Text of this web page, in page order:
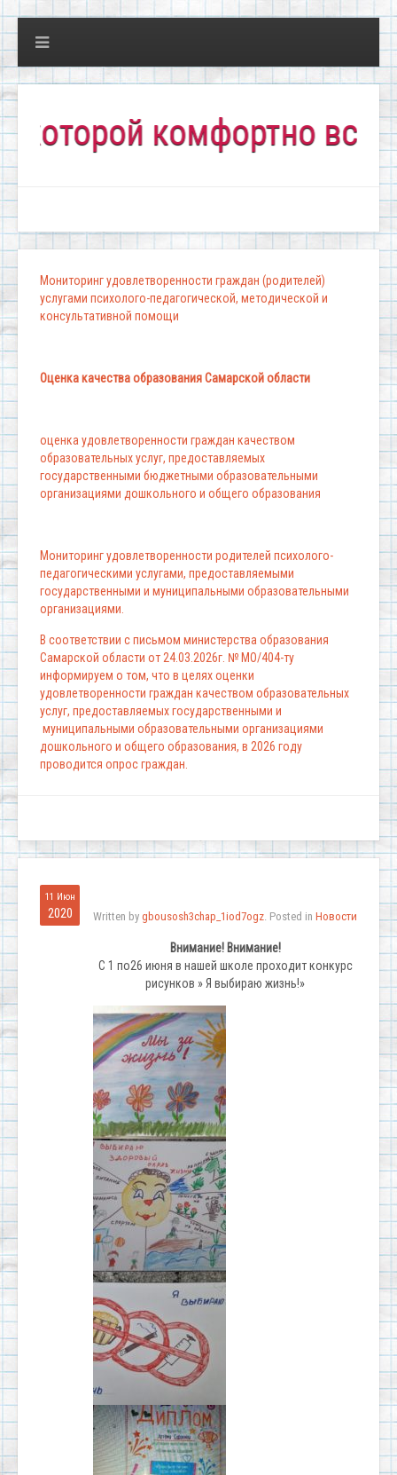
комфортно всем!"
Мониторинг удовлетворенности граждан (родителей)
услугами психолого-педагогической, методической и
консультативной помощи
Оценка качества образования Самарской области
оценка удовлетворенности граждан качеством
образовательных услуг, предоставляемых
государственными бюджетными образовательными
организациями дошкольного и общего образования
Мониторинг удовлетворенности родителей психолого-
педагогическими услугами, предоставляемыми
государственными и муниципальными образовательными
организациями.
В соответствии с письмом министерства образования
Самарской области от 24.03.2026г. № МО/404-ту
информируем о том, что в целях оценки
удовлетворенности граждан качеством образовательных
услуг, предоставляемых государственными и
муниципальными образовательными организациями
дошкольного и общего образования, в 2026 году
проводится опрос граждан.
11 Июн
2020 Written by gbousosh3chap_1iod7ogz. Posted in Новости
Внимание! Внимание!
С 1 по26 июня в нашей школе проходит конкурс
рисунков » Я выбираю жизнь!»